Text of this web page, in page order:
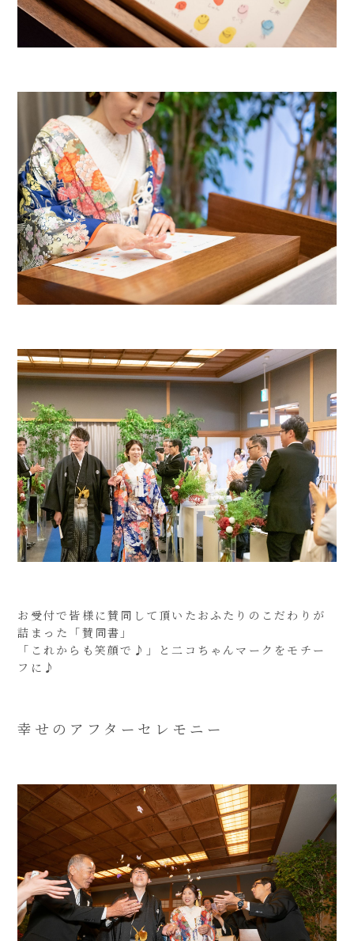
お受付で皆様に賛同して頂いたおふたりのこだわりが
詰まった「賛同書」
「これからも笑顔で♪」と二コちゃんマークをモチー
フに♪
幸せのアフターセレモニー